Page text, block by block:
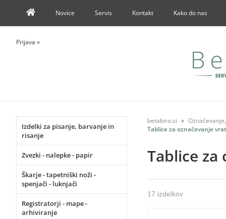
Novice Servis Kontakt Kako do nas
Prijava »
Izdelki za pisanje, barvanje in
risanje
Zvezki - nalepke - papir
Škarje - tapetniški noži -
spenjači - luknjači
Registratorji - mape -
arhiviranje
betabiro.si
Tablice za označevanje vrat
Tablice za
17 izdelkov